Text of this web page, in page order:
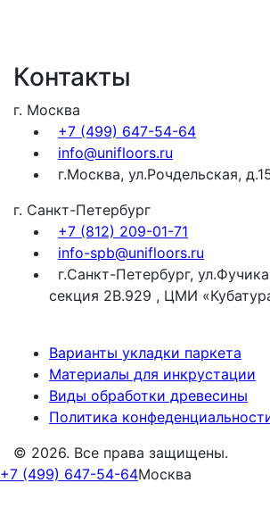
Контакты
г. Москва
+7 (499) 647-54-64
info@unifloors.ru
г.Москва, ул.Рочдельская,
г. Санкт-Петербург
+7 (812) 209-01-71
info-spb@unifloors.ru
г.Санкт-Петербург,
секция 2В.929 , ЦМИ
Варианты укладки паркета
Материалы для инкрустации
Виды обработки древесины
Политика
© 2026. Все права защищены.
+7 (499) 647-54-64Москва